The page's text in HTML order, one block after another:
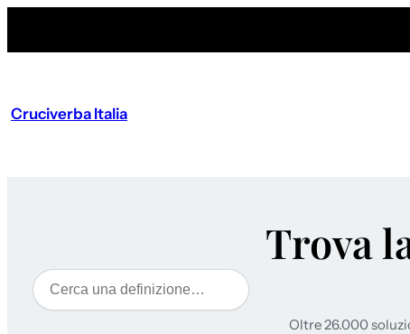
Cruciverba Italia
Trova
Cerca
Oltre 26.000